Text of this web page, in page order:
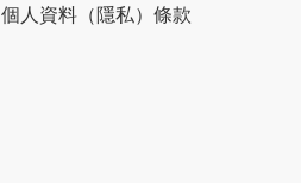
個人資料（隱私）條款